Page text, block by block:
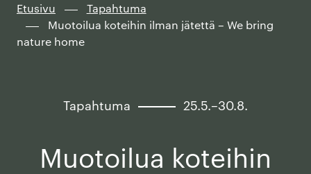
Etusivu
Tapahtuma
Muotoilua koteihin ilman jätettä – We bring
nature home
Tapahtuma 25.5.–30.8.
Muotoilua koteihin